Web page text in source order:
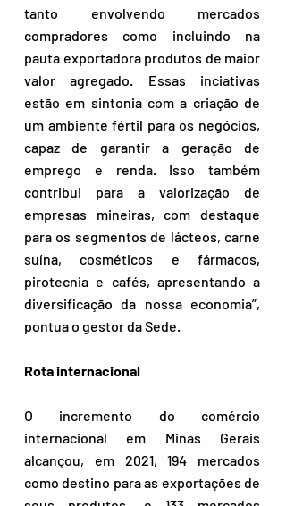
tanto envolvendo mercados
compradores como incluindo na
pauta exportadora produtos de maior
valor agregado. Essas inciativas
estão em sintonia com a criação de
um ambiente fértil para os negócios,
capaz de garantir a geração de
emprego e renda. Isso também
contribui para a valorização de
empresas mineiras, com destaque
para os segmentos de lácteos, carne
suína, cosméticos e fármacos,
pirotecnia e cafés, apresentando a
diversificação da nossa economia”,
pontua o gestor da Sede.
Rota internacional
O incremento do comércio
internacional em Minas Gerais
alcançou, em 2021, 194 mercados
como destino para as exportações de